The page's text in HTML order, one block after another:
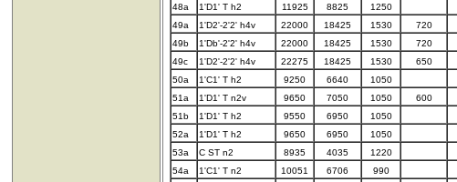
48a
1'D1' T h2 11925 8825 1250
49a
1'D2'-2'2' h4v 22000 18425 1530 720
49b
1'Db'-2'2' h4v 22000 18425 1530 720
49c
1'D2'-2'2' h4v 22275 18425 1530 650
50a
1'C1' T h2 9250 6640 1050
51a
1'D1' T n2v 9650 7050 1050 600
51b
1'D1' T h2 9550 6950 1050
52a
1'D1' T h2 9650 6950 1050
53a
C ST n2 8935 4035 1220
54a
1'C1' T n2 10051 6706 990